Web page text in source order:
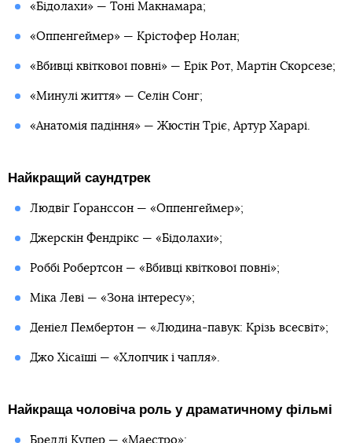
«Бідолахи» — Тоні Макнамара;
«Оппенгеймер» — Крістофер Нолан;
«Вбивці квіткової повні» — Ерік Рот, Мартін Скорсезе;
«Минулі життя» — Селін Сонг;
«Анатомія падіння» — Жюстін Тріє, Артур Харарі.
Найкращий саундтрек
Людвіг Ґоранссон — «Оппенгеймер»;
Джерскін Фендрікс — «Бідолахи»;
Роббі Робертсон — «Вбивці квіткової повні»;
Міка Леві — «Зона інтересу»;
Деніел Пембертон — «Людина-павук: Крізь всесвіт»;
Джо Хісаїші — «Хлопчик і чапля».
Найкраща чоловіча роль у драматичному фільмі
Бредлі Купер — «Маестро»;